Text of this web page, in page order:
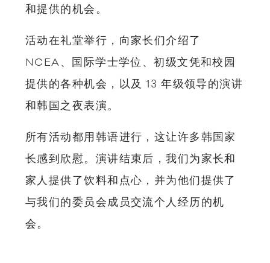
和提供的机会。
活动在礼堂举行，向家长们介绍了
NCEA、国际学士学位、初级文凭和校园
提供的各种机会，以及 13 年级领导的演讲
和韩国之夜表演。
所有活动都用韩语进行，这让许多韩国家
长感到欣慰。演讲结束后，我们为家长和
家人提供了饮料和点心，并为他们提供了
与我们的委员会成员交流个人经历的机
会。